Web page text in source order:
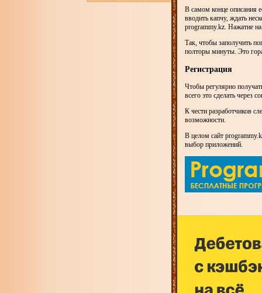
В самом конце описания
вводить капчу, ждать
programmy.kz. Нажатие
Так, чтобы заполучить
полторы минуты. Это
Регистрация
Чтобы регулярно
всего это сделать через
К чести разработчиков
возможности.
В целом сайт
выбор приложений.